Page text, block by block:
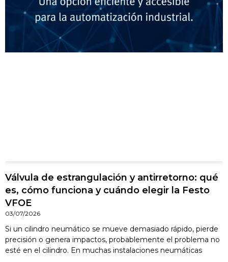
Válvula de estrangulación y antirretorno: qué
es, cómo funciona y cuándo elegir la Festo
VFOE
03/07/2026
Si un cilindro neumático se mueve demasiado rápido, pierde
precisión o genera impactos, probablemente el problema no
esté en el cilindro. En muchas instalaciones neumáticas